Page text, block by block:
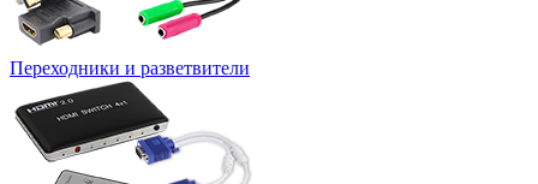
Переходники и разветвители